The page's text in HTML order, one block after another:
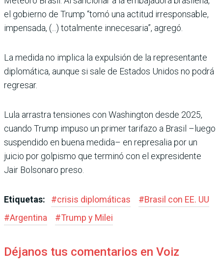
el gobierno de Trump “tomó una actitud irresponsable,
impen­sada, (...) totalmente innecesa­ria”, agregó.
La medida no implica la expul­sión de la representante
diplo­mática, aunque si sale de Esta­dos Unidos no podrá
regresar.
Lula arrastra tensiones con Washington desde 2025,
cuando Trump impuso un pri­mer tarifazo a Brasil –luego
suspendido en buena medida– en represalia por un
juicio por golpismo que terminó con el expresidente
Jair Bolsonaro preso.
Etiquetas: #crisis diplomáticas #Brasil con EE. UU
#Argentina #Trump y Milei
Déjanos tus comentarios en Voiz